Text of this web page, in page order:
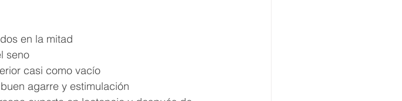
en la mitad
seno
casi como vacío
agarre y estimulación